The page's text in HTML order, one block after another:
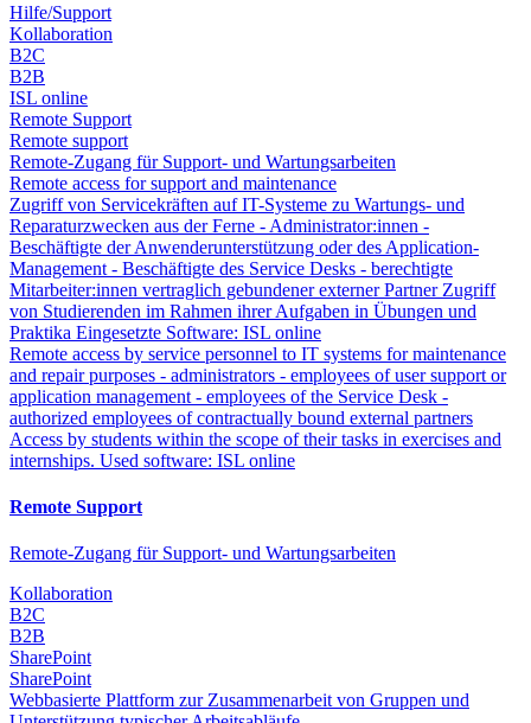
Hilfe/Support
Kollaboration
B2C
B2B
ISL online
Remote Support
Remote support
Remote-Zugang für Support- und Wartungsarbeiten
Remote access for support and maintenance
Zugriff von Servicekräften auf IT-Systeme zu Wartungs- und
Reparaturzwecken aus der Ferne - Administrator:innen -
Beschäftigte der Anwenderunterstützung oder des Application-
Management - Beschäftigte des Service Desks - berechtigte
Mitarbeiter:innen vertraglich gebundener externer Partner Zugriff
von Studierenden im Rahmen ihrer Aufgaben in Übungen und
Praktika Eingesetzte Software: ISL online
Remote access by service personnel to IT systems for maintenance
and repair purposes - administrators - employees of user support or
application management - employees of the Service Desk -
authorized employees of contractually bound external partners
Access by students within the scope of their tasks in exercises and
internships. Used software: ISL online
Remote Support
Remote-Zugang für Support- und Wartungsarbeiten
Kollaboration
B2C
B2B
SharePoint
SharePoint
Webbasierte Plattform zur Zusammenarbeit von Gruppen und